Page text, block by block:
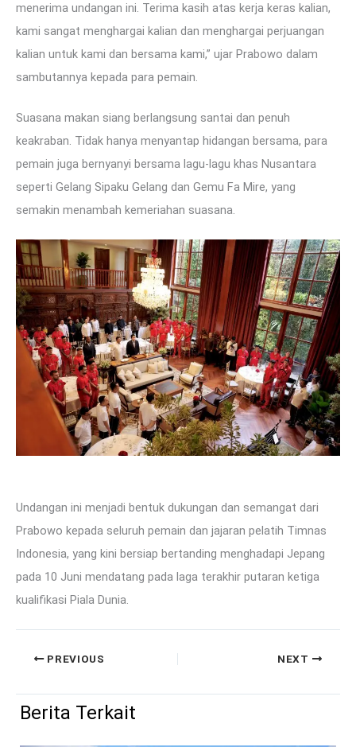
menerima undangan ini. Terima kasih atas kerja keras kalian,
kami sangat menghargai kalian dan menghargai perjuangan
kalian untuk kami dan bersama kami,” ujar Prabowo dalam
sambutannya kepada para pemain.
Suasana makan siang berlangsung santai dan penuh
keakraban. Tidak hanya menyantap hidangan bersama, para
pemain juga bernyanyi bersama lagu-lagu khas Nusantara
seperti Gelang Sipaku Gelang dan Gemu Fa Mire, yang
semakin menambah kemeriahan suasana.
Undangan ini menjadi bentuk dukungan dan semangat dari
Prabowo kepada seluruh pemain dan jajaran pelatih Timnas
Indonesia, yang kini bersiap bertanding menghadapi Jepang
pada 10 Juni mendatang pada laga terakhir putaran ketiga
kualifikasi Piala Dunia.
PREVIOUS NEXT
Berita Terkait